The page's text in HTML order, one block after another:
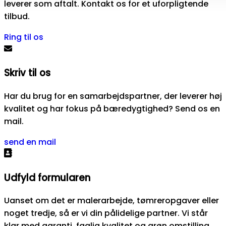
leverer som aftalt. Kontakt os for et uforpligtende
tilbud.
Ring til os
Skriv til os
Har du brug for en samarbejdspartner, der leverer høj
kvalitet og har fokus på bæredygtighed? Send os en
mail.
send en mail
Udfyld formularen
Uanset om det er malerarbejde, tømreropgaver eller
noget tredje, så er vi din pålidelige partner. Vi står